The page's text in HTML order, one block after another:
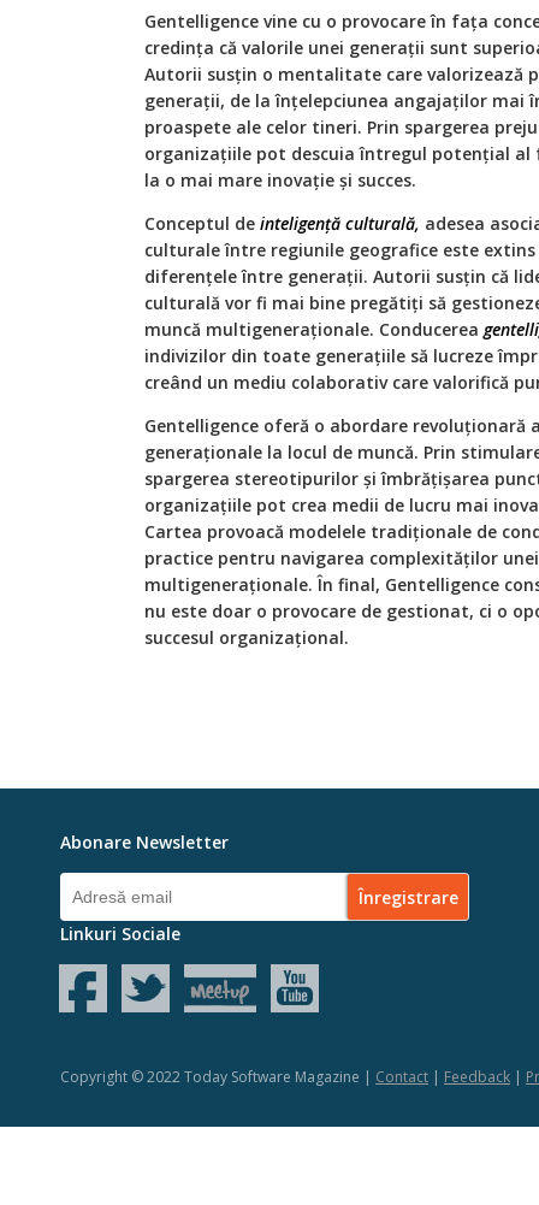
Gentelligence vine cu o provocare în fața
credința că valorile unei generații sunt
Autorii susțin o mentalitate care valorizează
generații, de la înțelepciunea angajaților mai
proaspete ale celor tineri. Prin spargerea
organizațiile pot descuia întregul potențial al
la o mai mare inovație și succes.
Conceptul de inteligență culturală, adesea
culturale între regiunile geografice este
diferențele între generații. Autorii susțin că
culturală vor fi mai bine pregătiți să
muncă multigeneraționale. Conducerea
indivizilor din toate generațiile să lucreze
creând un mediu colaborativ care valorifică
Gentelligence oferă o abordare revoluționară
generaționale la locul de muncă. Prin
spargerea stereotipurilor și îmbrățișarea
organizațiile pot crea medii de lucru mai
Cartea provoacă modelele tradiționale de
practice pentru navigarea complexităților
multigeneraționale. În final, Gentelligence
nu este doar o provocare de gestionat, ci o
succesul organizațional.
Abonare Newsletter
Linkuri Sociale
Copyright © 2022 Today Software Magazine | Contact | Feedback |